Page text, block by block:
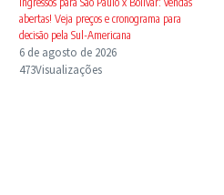
abertas! Veja preços e cronograma para
decisão pela Sul-Americana
6 de agosto de 2026
473Visualizações